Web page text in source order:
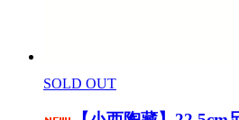
SOLD OUT